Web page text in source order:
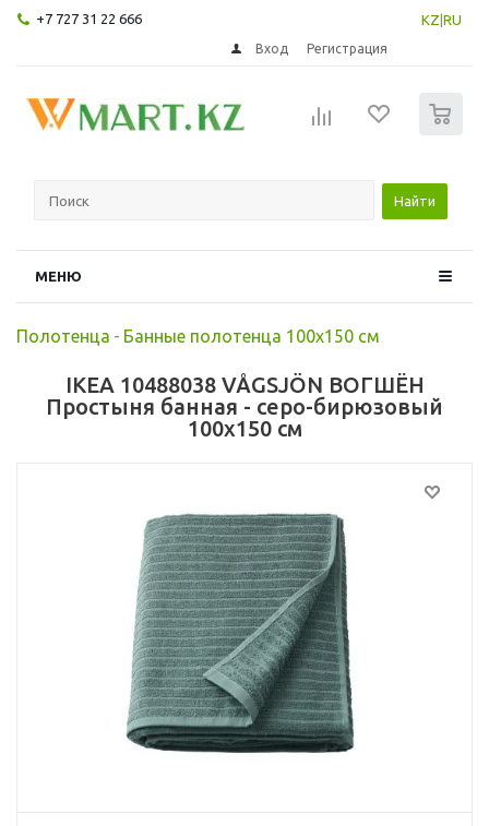
+7 727 31 22 666 KZ RU
Вход Регистрация
Найти
МЕНЮ
Полотенца - Банные полотенца 100х150 см
IKEA 10488038 VÅGSJÖN ВОГШЁН
Простыня банная - серо-бирюзовый
100x150 см